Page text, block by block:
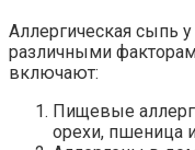
Аллергическая сыпь
различными
включают:
Пищевые
орехи, пшеница